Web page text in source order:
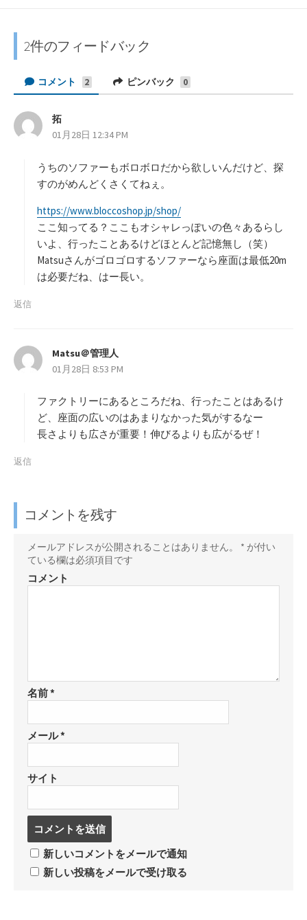
t
で
ェ
ア
ッ
ク
ー
保
で
シ
ェ
ア
o
k
保
購
2件のフィードバック
コメント 2 ピンバック 0
拓
り
01月28日 12:34 PM
うちのソファーもボロボロだから欲しいんだけど、探
すのがめんどくさくてねぇ。
https://www.bloccoshop.jp/shop/
ここ知ってる？ここもオシャレっぽいの色々あるらし
いよ、行ったことあるけどほとんど記憶無し（笑）
Matsuさんがゴロゴロするソファーなら座面は最低20m
は必要だね、はー長い。
返信
Matsu＠管理人
り
01月28日 8:53 PM
ファクトリーにあるところだね、行ったことはあるけ
ど、座面の広いのはあまりなかった気がするなー
長さよりも広さが重要！伸びるよりも広がるぜ！
返信
コメントを残す
メールアドレスが公開されることはありません。 * が付い
ている欄は必須項目です
コメント
名前*
メール*
サイト
ン
ト
新しいコメントをメールで通知
新しい投稿をメールで受け取る